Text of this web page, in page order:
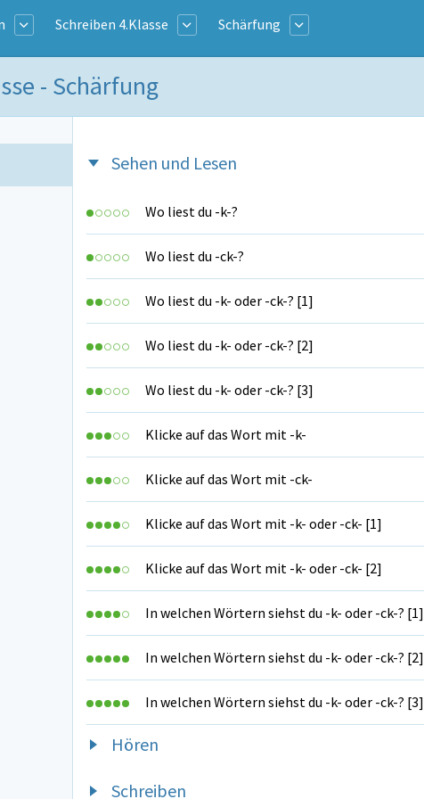
Schreiben 4.Klasse Schärfung
- Schärfung
Sehen und Lesen
Wo liest du -k-?
Wo liest du -ck-?
Wo liest du -k- oder -ck-? [1]
Wo liest du -k- oder -ck-? [2]
Wo liest du -k- oder -ck-? [3]
Klicke auf das Wort mit -k-
Klicke auf das Wort mit -ck-
Klicke auf das Wort mit -k- oder -ck- [1]
Klicke auf das Wort mit -k- oder -ck- [2]
In welchen Wörtern siehst du -k- oder -ck-? [1]
In welchen Wörtern siehst du -k- oder -ck-? [2]
In welchen Wörtern siehst du -k- oder -ck-? [3]
Hören
Schreiben